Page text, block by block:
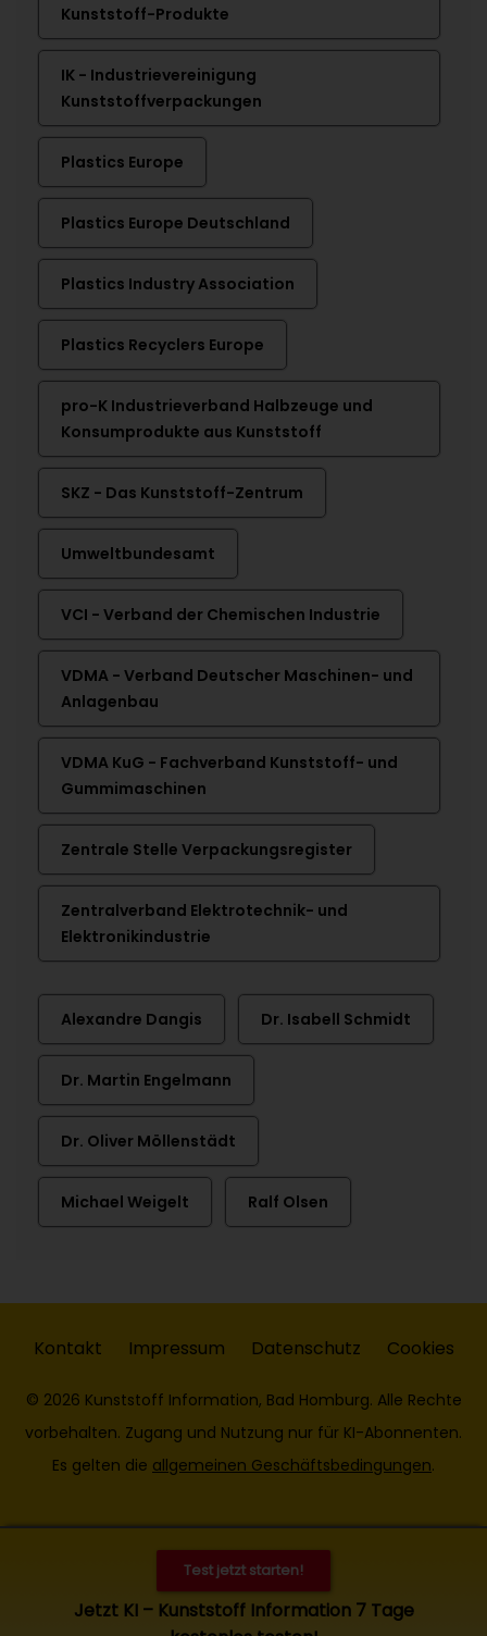
Kunststoff-Produkte
IK - Industrievereinigung
Kunststoffverpackungen
Plastics Europe
Plastics Europe Deutschland
Plastics Industry Association
Plastics Recyclers Europe
pro-K Industrieverband Halbzeuge und
Konsumprodukte aus Kunststoff
SKZ - Das Kunststoff-Zentrum
Umweltbundesamt
VCI - Verband der Chemischen Industrie
VDMA - Verband Deutscher Maschinen- und
Anlagenbau
VDMA KuG - Fachverband Kunststoff- und
Gummimaschinen
Zentrale Stelle Verpackungsregister
Zentralverband Elektrotechnik- und
Elektronikindustrie
Alexandre Dangis Dr. Isabell Schmidt
Dr. Martin Engelmann
Dr. Oliver Möllenstädt
Michael Weigelt Ralf Olsen
Test jetzt starten!
Jetzt KI – Kunststoff Information 7 Tage
Kontakt Impressum Datenschutz Cookies
© 2026 Kunststoff Information, Bad Homburg. Alle Rechte
vorbehalten. Zugang und Nutzung nur für KI-Abonnenten.
Es gelten die allgemeinen Geschäftsbedingungen.